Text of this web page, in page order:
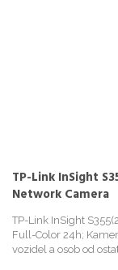
TP-Link InSight
Network Camera
TP-Link InSight
Full-Color 24h;
vozidel a osob od